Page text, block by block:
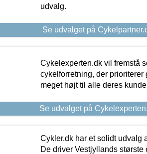
udvalg.
Se udvalget på
Cykelexperten.dk vil fremstå
cykelforretning, der
meget højt til alle deres
Se udvalget på
Cykler.dk har et solidt udvalg
De driver Vestjyllands største